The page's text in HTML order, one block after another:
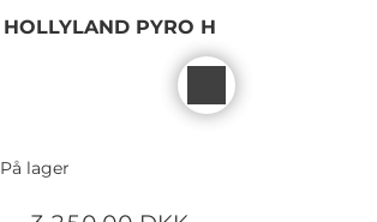
HOLLYLAND PYRO H
På lager